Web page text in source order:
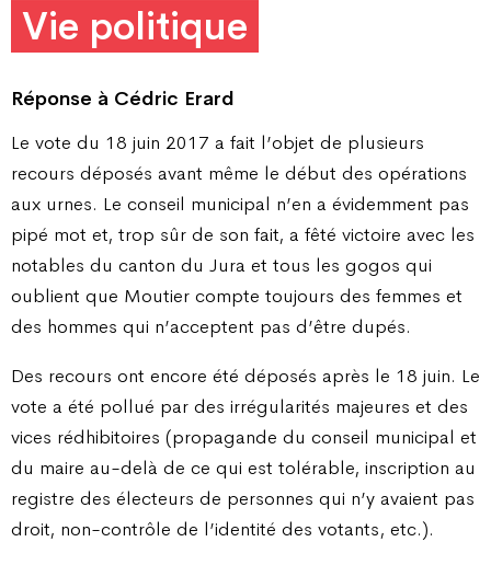
Vie politique
Réponse à Cédric Erard
Le vote du 18 juin 2017 a fait l’objet de plusieurs
recours déposés avant même le début des opérations
aux urnes. Le conseil municipal n’en a évidemment pas
pipé mot et, trop sûr de son fait, a fêté victoire avec les
notables du canton du Jura et tous les gogos qui
oublient que Moutier compte toujours des femmes et
des hommes qui n’acceptent pas d’être dupés.
Des recours ont encore été déposés après le 18 juin. Le
vote a été pollué par des irrégularités majeures et des
vices rédhibitoires (propagande du conseil municipal et
du maire au-delà de ce qui est tolérable, inscription au
registre des électeurs de personnes qui n’y avaient pas
droit, non-contrôle de l’identité des votants, etc.).